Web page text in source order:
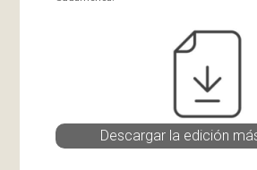
Descargar la edición